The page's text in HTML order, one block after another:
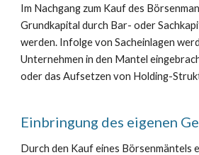
Im Nachgang zum Kauf des
Grundkapital durch Bar- oder
werden. Infolge von Sacheinlagen
Unternehmen in den Mantel
oder das Aufsetzen von Holding-
Einbringung des eigenen
Durch den Kauf eines Börsenmäntels